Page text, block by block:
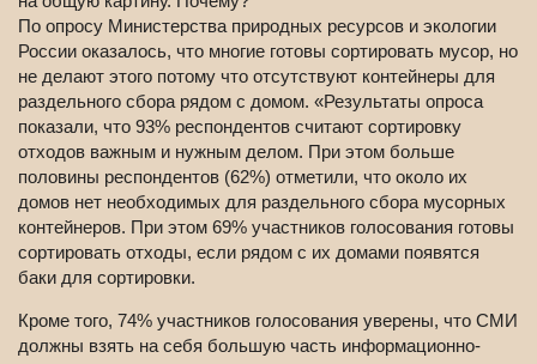
По опросу Министерства природных ресурсов и экологии
России оказалось, что многие готовы сортировать мусор, но
не делают этого потому что отсутствуют контейнеры для
раздельного сбора рядом с домом. «Результаты опроса
показали, что 93% респондентов считают сортировку
отходов важным и нужным делом. При этом больше
половины респондентов (62%) отметили, что около их
домов нет необходимых для раздельного сбора мусорных
контейнеров. При этом 69% участников голосования готовы
сортировать отходы, если рядом с их домами появятся
баки для сортировки.
Кроме того, 74% участников голосования уверены, что СМИ
должны взять на себя большую часть информационно-